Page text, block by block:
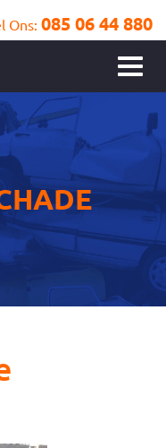
Ons: 085 06 44 880